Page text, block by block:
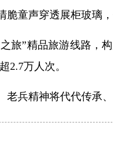
童声穿透展柜玻璃
”精品旅游线路，
2.7万人次。
兵精神将代代传承、